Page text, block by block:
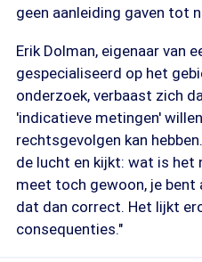
geen aanleiding gaven tot
Erik Dolman, eigenaar van
gespecialiseerd op het
onderzoek, verbaast zich
'indicatieve metingen'
rechtsgevolgen kan
de lucht en kijkt: wat is het
meet toch gewoon, je bent
dat dan correct. Het lijkt
consequenties."